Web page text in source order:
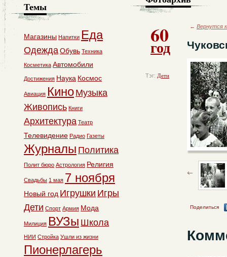
60
год
Тэг: Дети
← Вернутся
Поделиться
Темы
Магазины Напитки Еда
ОдеждаОбувь Техника
Косметика Автомобили
Достижения Наука Космос
Авиация Кино Музыка
Живопись Книги
Архитектура Театр
Телевидение Радио Газеты
Журналы Политика
Полит бюро Астрология Религия
Свадьбы 1 мая 7 ноября
Новый год Игрушки Игры
Дети Спорт Армия Мода
Милиция ВУЗы Школа
НИИ Стройка Ушли из жизни
Пионерлагерь